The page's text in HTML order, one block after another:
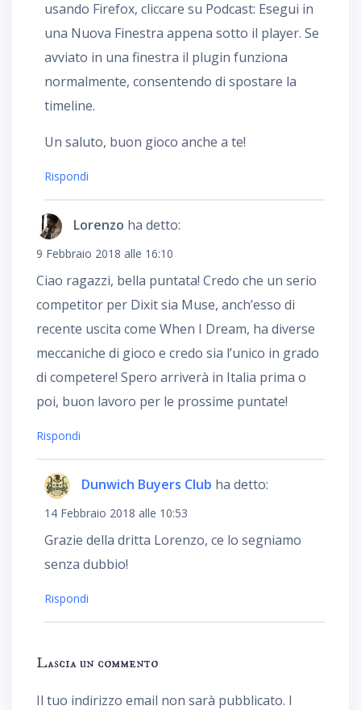
usando Firefox, cliccare su Podcast: Esegui in
una Nuova Finestra appena sotto il player. Se
avviato in una finestra il plugin funziona
normalmente, consentendo di spostare la
timeline.
Un saluto, buon gioco anche a te!
Rispondi
Lorenzo ha detto:
9 Febbraio 2018 alle 16:10
Ciao ragazzi, bella puntata! Credo che un serio
competitor per Dixit sia Muse, anch’esso di
recente uscita come When I Dream, ha diverse
meccaniche di gioco e credo sia l’unico in grado
di competere! Spero arriverà in Italia prima o
poi, buon lavoro per le prossime puntate!
Rispondi
Dunwich Buyers Club ha detto:
14 Febbraio 2018 alle 10:53
Grazie della dritta Lorenzo, ce lo segniamo
senza dubbio!
Rispondi
Lascia un commento
Il tuo indirizzo email non sarà pubblicato. I